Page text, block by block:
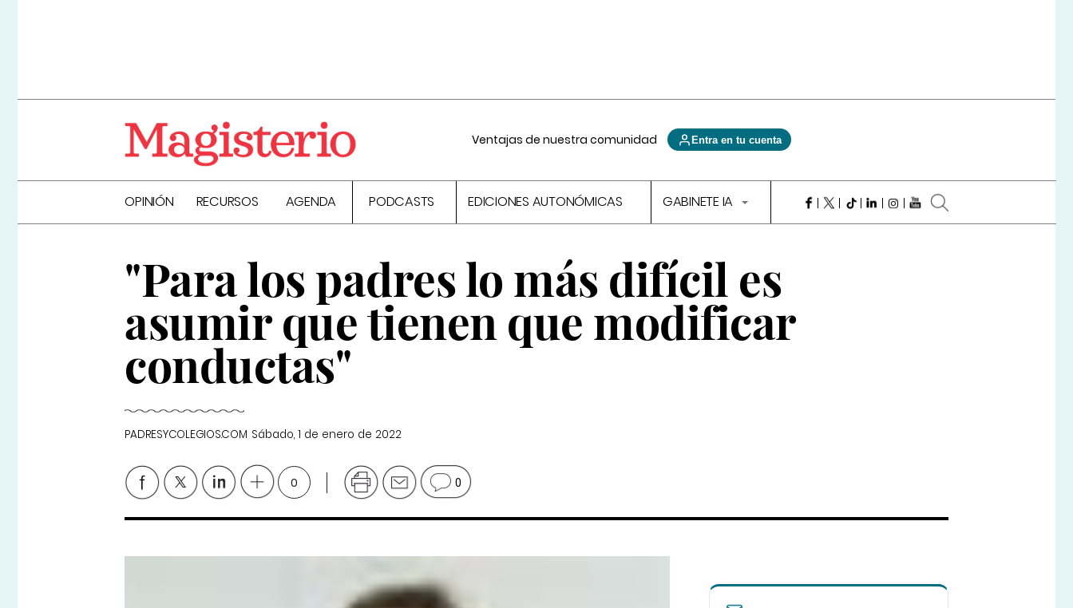
Ventajas de nuestra comunidad Entra en tu cuenta
OPINIÓN RECURSOS AGENDA PODCASTS EDICIONES AUTONÓMICAS GABINETE IA
"Para los padres lo más difícil es
asumir que tienen que modificar
conductas"
PADRESYCOLEGIOS.COM Sábado, 1 de enero de 2022
0 0